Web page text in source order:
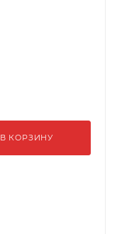
В КОРЗИНУ